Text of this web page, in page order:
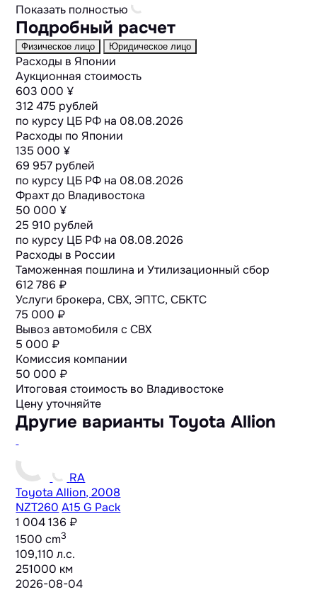
Показать полностью
Подробный расчет
Физическое лицо Юридическое лицо
Расходы в Японии
Аукционная стоимость
603 000 ¥
312 475 рублей
по курсу ЦБ РФ на 08.08.2026
Расходы по Японии
135 000 ¥
69 957 рублей
по курсу ЦБ РФ на 08.08.2026
Фрахт до Владивостока
50 000 ¥
25 910 рублей
по курсу ЦБ РФ на 08.08.2026
Расходы в России
Таможенная пошлина и Утилизационный сбор
612 786 ₽
Услуги брокера, СВХ, ЭПТС, СБКТС
75 000 ₽
Вывоз автомобиля с СВХ
5 000 ₽
Комиссия компании
50 000 ₽
Итоговая стоимость во Владивостоке
Цену уточняйте
Другие варианты Toyota Allion
RA
Toyota Allion, 2008
NZT260 A15 G Pack
1 004 136 ₽
1500 cm3
109,110 л.с.
251000 км
2026-08-04